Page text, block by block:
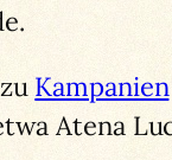
Kampanien
Atena